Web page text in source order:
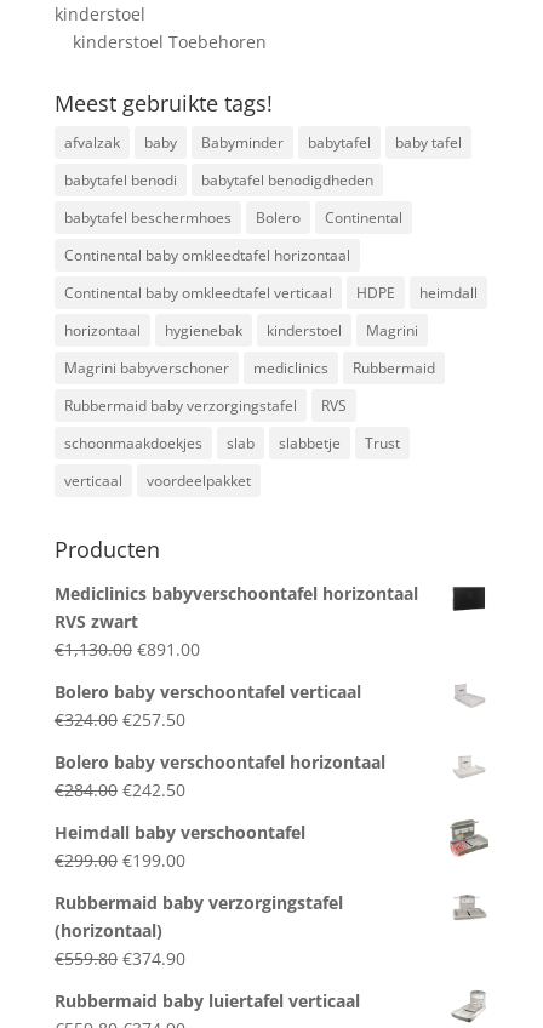
kinderstoel
kinderstoel Toebehoren
Meest gebruikte tags!
afvalzak baby Babyminder babytafel
baby tafel
babytafel benodi
babytafel benodigdheden
babytafel beschermhoes
Bolero
Continental
Continental baby omkleedtafel horizontaal
Continental baby omkleedtafel verticaal
HDPE
heimdall
horizontaal
hygienebak kinderstoel
Magrini
Magrini babyverschoner
mediclinics
Rubbermaid
Rubbermaid baby verzorgingstafel
RVS
schoonmaakdoekjes
slab slabbetje
Trust
verticaal
voordeelpakket
Producten
Mediclinics babyverschoontafel horizontaal
RVS zwart
€1,130.00 Original
was:
€1,130.00.
€891.00Current
is:
Bolero baby verschoontafel verticaal
€324.00 Original
was:
€324.00.
€257.50Current
is:
€257.50.
Bolero baby verschoontafel horizontaal
€284.00 Original
was:
€284.00.
€242.50Current
is:
€242.50.
Heimdall baby verschoontafel
€299.00 Original
was:
€299.00.
€199.00Current
is:
Rubbermaid baby verzorgingstafel
(horizontaal)
€559.80 Original
was:
€374.90Current
is:
Rubbermaid baby luiertafel verticaal